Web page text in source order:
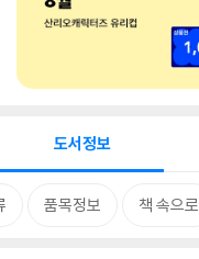
도서정보
품목정보 책 속으로